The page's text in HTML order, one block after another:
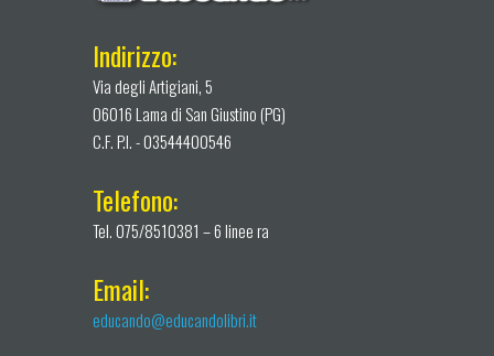
Indirizzo:
Via degli Artigiani, 5
06016 Lama di San Giustino (PG)
C.F. P.I. - 03544400546
Telefono:
Tel. 075/8510381 – 6 linee ra
Email:
educando@educandolibri.it